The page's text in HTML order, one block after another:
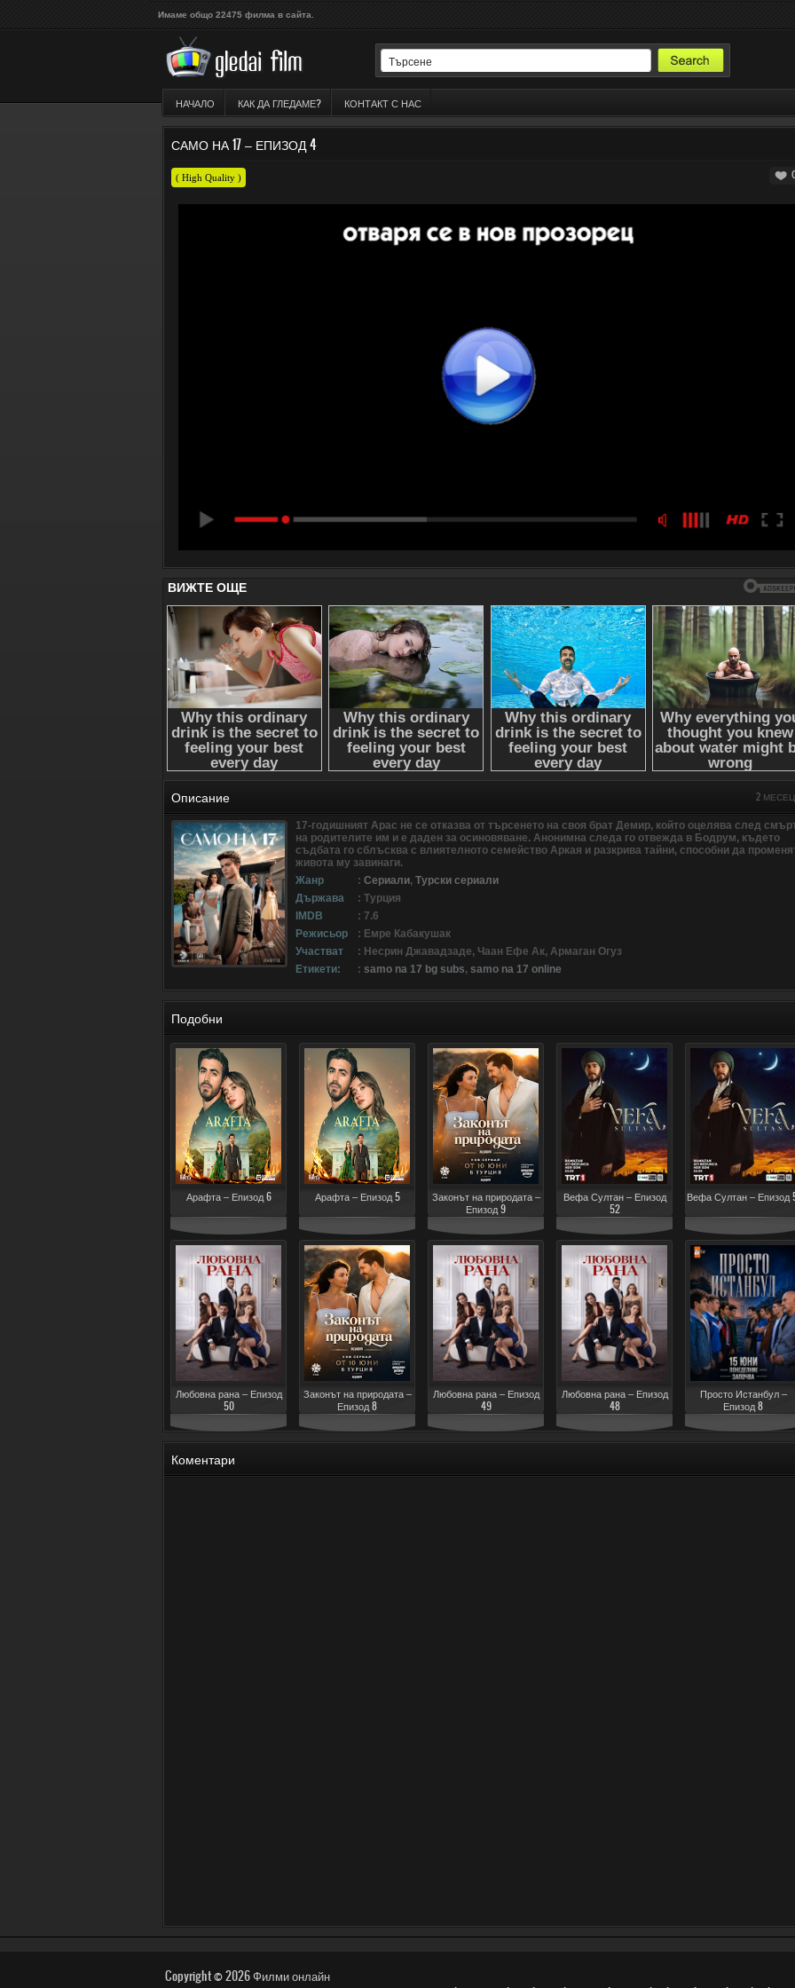
Имаме общо 22475 филма в сайта.
НАЧАЛО КАК ДА ГЛЕДАМЕ? КОНТАКТ С НАС
САМО НА 17 – ЕПИЗОД 4
( High Quality )
Описание 2
17-годишният Арас не се отказва от търсенето на своя брат Демир, който оцелява след
на родителите им и е даден за осиновяване. Анонимна следа го отвежда в Бодрум, където
съдбата го сблъсква с влиятелното семейство Аркая и разкрива тайни, способни да
живота му завинаги.
Жанр
: Сериали, Турски сериали
Държава
: Турция
IMDB
: 7.6
Режисьор
: Емре Кабакушак
Участват
: Несрин Джавадзаде, Чаан Ефе Ак, Армаган Огуз
Етикети:
: samo na 17 bg subs, samo na 17 online
Подобни
Арафта – Епизод 6 Арафта – Епизод 5
Законът на природата –
Епизод 9
Вефа Султан – Епизод
52
Вефа Султан – Епизод
Любовна рана – Епизод
50
Законът на природата –
Епизод 8
Любовна рана – Епизод
49
Любовна рана – Епизод
48
Просто Истанбул –
Епизод 8
Коментари
Copyright © 2026Филми онлайн